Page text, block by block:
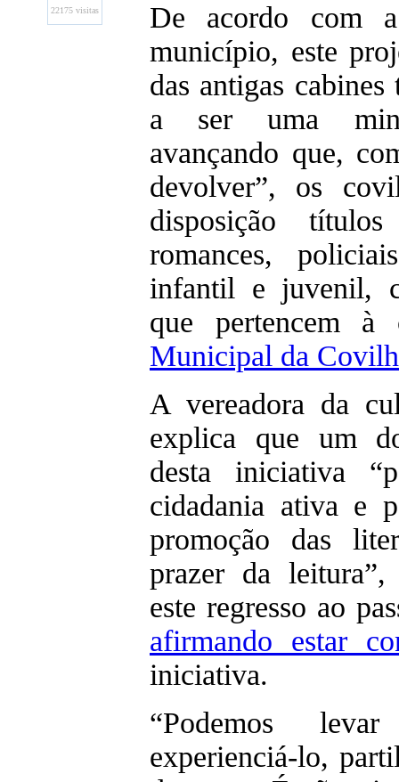
22175 visitas
De acordo com
município, este
das antigas
a ser uma
avançando que,
devolver”, os
disposição
romances,
infantil e juvenil,
que pertencem
Municipal da
A vereadora da
explica que um
desta iniciativa
cidadania ativa e
promoção das
prazer da leitura”,
este regresso ao
afirmando estar
iniciativa.
“Podemos
experienciá-lo,